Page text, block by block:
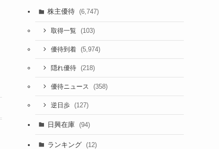
株主優待 (6,747)
取得一覧 (103)
優待到着 (5,974)
隠れ優待 (218)
優待ニュース (358)
逆日歩 (127)
日興在庫 (94)
ランキング (12)